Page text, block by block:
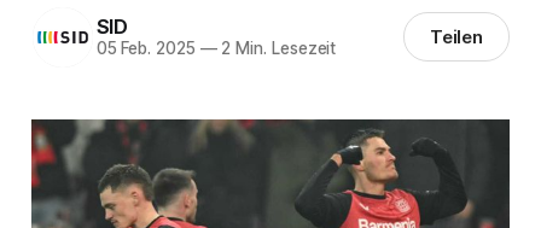
SID
05 Feb. 2025 —2 Min. Lesezeit Teilen